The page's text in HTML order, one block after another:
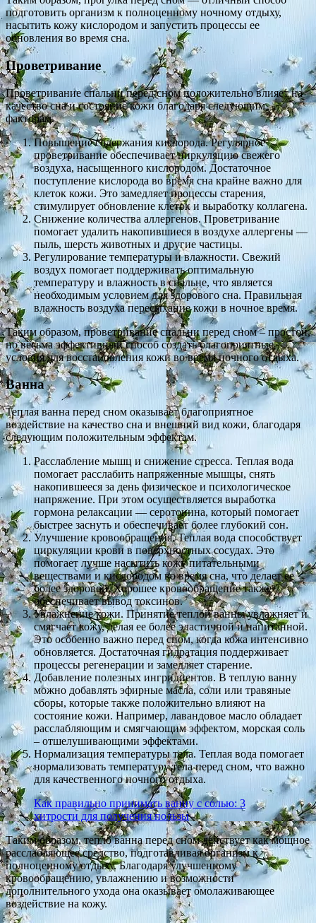
подготовить организм к полноценному ночному отдыху,
насытить кожу кислородом и запустить процессы ее
обновления во время сна.
Проветривание
Проветривание спальни перед сном положительно влияет на
качество сна и состояние кожи благодаря следующим
факторам.
Повышение содержания кислорода. Регулярное
проветривание обеспечивает циркуляцию свежего
воздуха, насыщенного кислородом. Достаточное
поступление кислорода во время сна крайне важно для
клеток кожи. Это замедляет процессы старения,
стимулирует обновление клеток и выработку коллагена.
Снижение количества аллергенов. Проветривание
помогает удалить накопившиеся в воздухе аллергены —
пыль, шерсть животных и другие частицы.
Регулирование температуры и влажности. Свежий
воздух помогает поддерживать оптимальную
температуру и влажность в спальне, что является
необходимым условием для здорового сна. Правильная
влажность воздуха пересыхание кожи в ночное время.
Таким образом, проветривание спальни перед сном – простой,
но весьма эффективный способ создать благоприятные
условия для восстановления кожи во время ночного отдыха.
Ванна
Теплая ванна перед сном оказывает благоприятное
воздействие на качество сна и внешний вид кожи, благодаря
следующим положительным эффектам.
Расслабление мышц и снижение стресса. Теплая вода
помогает расслабить напряженные мышцы, снять
накопившееся за день физическое и психологическое
напряжение. При этом осуществляется выработка
гормона релаксации — серотонина, который помогает
быстрее заснуть и обеспечивает более глубокий сон.
Улучшение кровообращения. Теплая вода способствует
циркуляции крови в поверхностных сосудах. Это
помогает лучше насытить кожу питательными
веществами и кислородом во время сна, что делает ее
более здоровой. Хорошее кровообращение также
обеспечивает вывод токсинов.
Увлажнение кожи. Принятие теплой ванны увлажняет и
смягчает кожу, делая ее более эластичной и напитанной.
Это особенно важно перед сном, когда кожа интенсивно
обновляется. Достаточная гидратация поддерживает
процессы регенерации и замедляет старение.
Добавление полезных ингридиентов. В теплую ванну
можно добавлять эфирные масла, соли или травяные
сборы, которые также положительно влияют на
состояние кожи. Например, лавандовое масло обладает
расслабляющим и смягчающим эффектом, морская соль
– отшелушивающими эффектами.
Нормализация температуры тела. Теплая вода помогает
нормализовать температуру тела перед сном, что важно
для качественного ночного отдыха.
Как правильно принимать ванну с солью: 3
хитрости для получения пользы
Таким образом, тепло ванна перед сном действует как мощное
расслабляющее средство, подготавливая организм к
полноценному отдыху. Благодаря улучшенному
кровообращению, увлажнению и возможности
дополнительного ухода она оказывает омолаживающее
воздействие на кожу.